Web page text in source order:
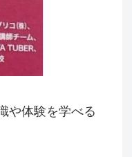
や体験を学べる